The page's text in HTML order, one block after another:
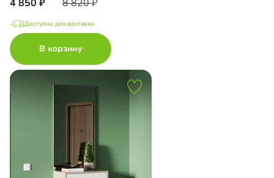
4 850 8 820
Доступно для доставки
В корзину